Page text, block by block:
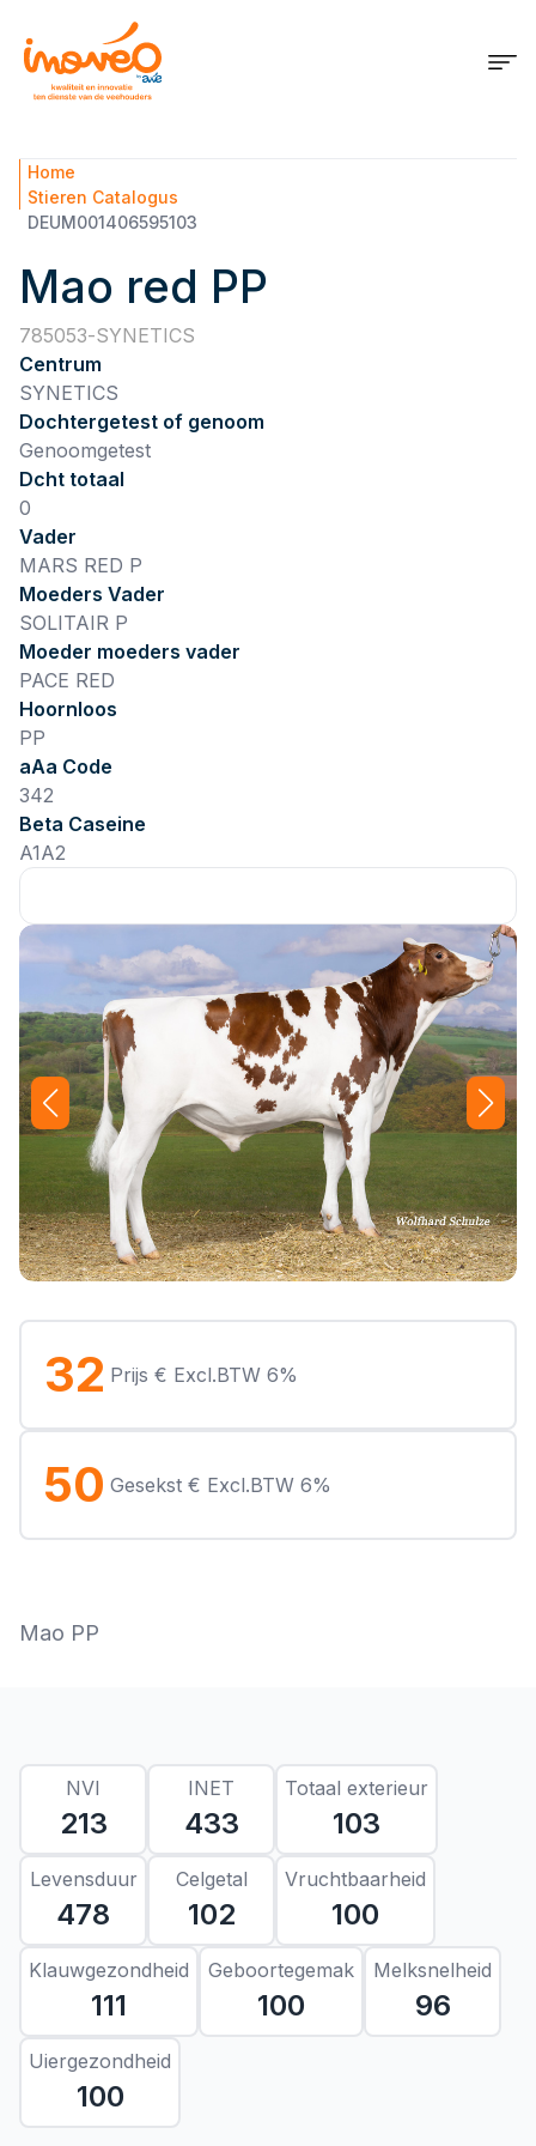
Home
Stieren Catalogus
DEUM001406595103
Mao red PP
785053 SYNETICS
Centrum
SYNETICS
Dochtergetest of genoom
Genoomgetest
Dcht totaal
0
Vader
MARS RED P
Moeders Vader
SOLITAIR P
Moeder moeders vader
PACE RED
Hoornloos
PP
aAa Code
342
Beta Caseine
A1A2
32 Prijs € Excl.BTW 6%
50 Gesekst € Excl.BTW 6%
Mao PP
NVI
213
INET
433
Totaal exterieur
103
Levensduur
478
Celgetal
102
Vruchtbaarheid
100
Klauwgezondheid
111
Geboortegemak
100
Melksnelheid
96
Uiergezondheid
100